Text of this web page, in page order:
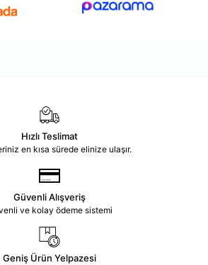
Hızlı Teslimat
en kısa sürede elinize ulaşır.
Güvenli Alışveriş
ve kolay ödeme sistemi
Geniş Ürün Yelpazesi